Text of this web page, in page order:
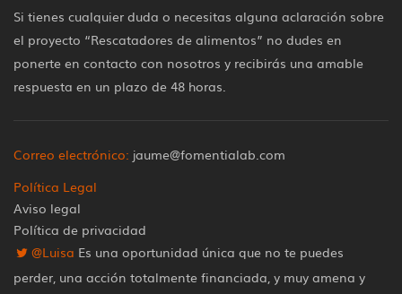
Si tienes cualquier duda o necesitas alguna aclaración sobre
el proyecto “Rescatadores de alimentos” no dudes en
ponerte en contacto con nosotros y recibirás una amable
respuesta en un plazo de 48 horas.
Correo electrónico: jaume@fomentialab.com
Política Legal
Aviso legal
Política de privacidad
@Luisa Es una oportunidad única que no te puedes
perder, una acción totalmente financiada, y muy amena y